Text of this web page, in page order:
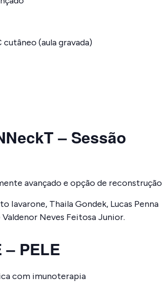
(aula gravada)
– Sessão
avançado e opção de reconstrução
Iavarone, Thaila Gondek, Lucas Penna
Neves Feitosa Junior.
– PELE
com imunoterapia